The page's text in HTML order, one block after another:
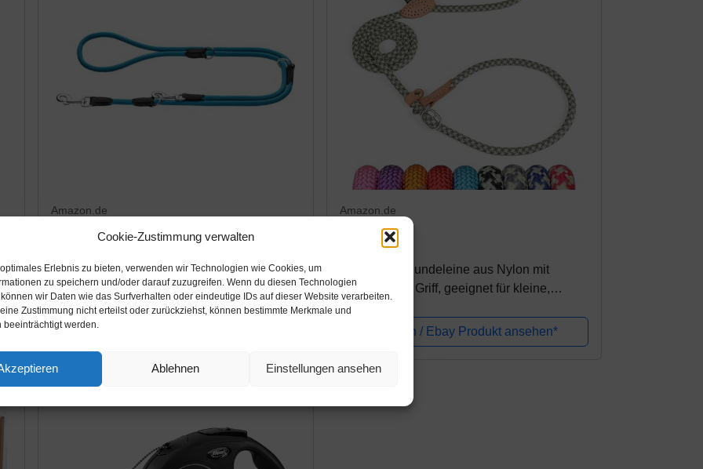
Cookie-Zustimmung verwalten
Erlebnis zu bieten, verwenden wir Technologien wie Cookies, um
zu speichern und/oder darauf zuzugreifen. Wenn du diesen Technologien
wir Daten wie das Surfverhalten oder eindeutige IDs auf dieser Website verarbeiten.
Zustimmung nicht erteilst oder zurückziehst, können bestimmte Merkmale und
beeinträchtigt werden.
Ablehnen Einstellungen ansehen
Amazon.de
28,49€45,99€
HUNTER Freestyle Verstellbare Führleine
für Hunde, robust, wetterfest, 1,0/200 cm,
petrol
Amazon / Ebay Produkt ansehen*
Amazon.de
14,99€
Grand Line Hundeleine aus Nylon mit
gepolstertem Griff, geeignet für kleine,
mittlere und große Hunde und Katzen - 1,50
Amazon / Ebay Produkt ansehen*